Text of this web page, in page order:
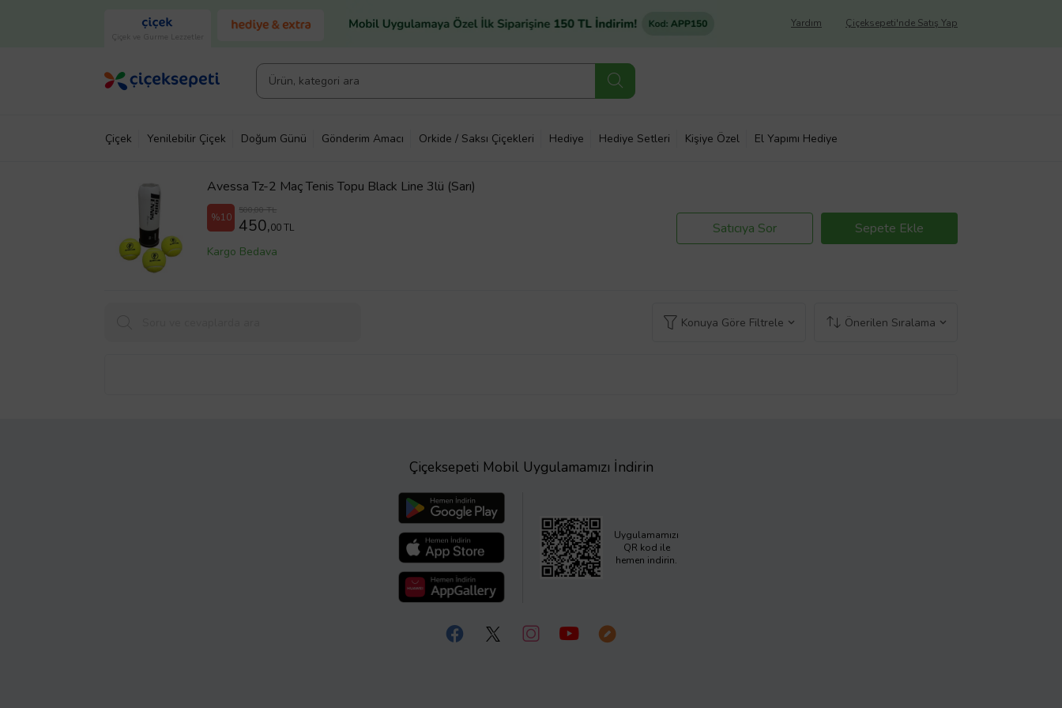
Çiçek ve Gurme Lezzetler
Çiçeksepeti'nde Satış Yap
Yardım
Çiçek Yenilebilir Çiçek Doğum Günü Gönderim Amacı Orkide / Saksı Çiçekleri Hediye Hediye Setleri Kişiye Özel El Yapımı Hediye
Avessa Tz-2 Maç Tenis Topu Black Line 3lü (Sarı)
%10
500,00 TL
450,00 TL
Kargo Bedava
Satıcıya Sor Sepete Ekle
Konuya Göre Filtrele Önerilen Sıralama
Çiçeksepeti Mobil Uygulamamızı İndirin
Uygulamamızı
QR kod ile
hemen indirin.